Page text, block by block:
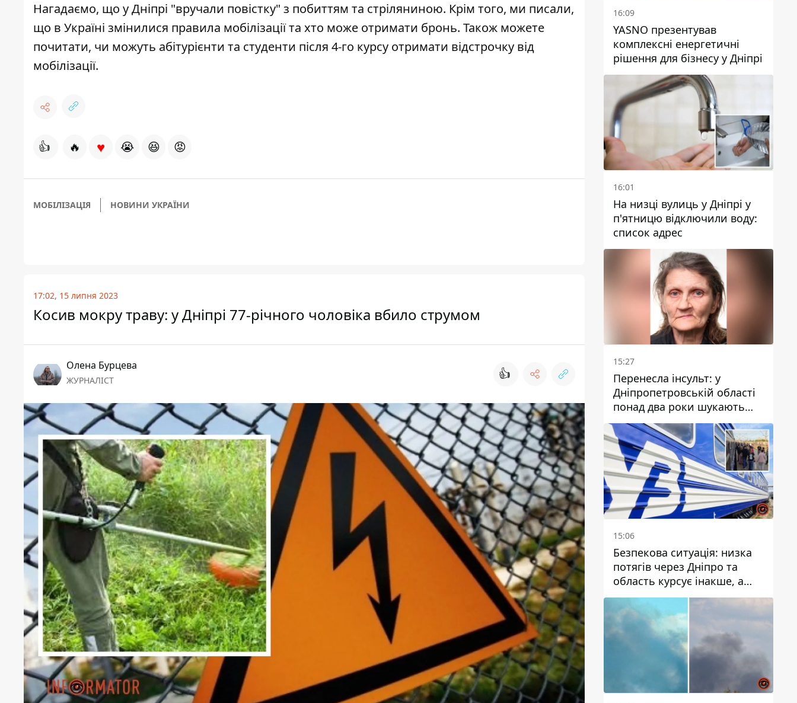
Нагадаємо, що у Дніпрі "вручали повістку" з побиттям та стріляниною. Крім того, ми писали,
що в Україні змінилися правила мобілізаціїта хто може отримати бронь. Також можете
почитати, чи можуть абітурієнти та студенти після 4-го курсу отримати відстрочку від
мобілізації.
👍 🔥 ♥ 😭 😆 😡
МОБІЛІЗАЦІЯ НОВИНИ УКРАЇНИ
17:02, 15 липня 2023
Косив мокру траву: у Дніпрі 77-річного чоловіка вбило струмом
Олена Бурцева
ЖУРНАЛІСТ 👍
16:09
YASNO презентував
комплексні енергетичні
рішення для бізнесу у Дніпрі
16:01
На низці вулиць у Дніпрі у
п'ятницю відключили воду:
список адрес
15:27
Перенесла інсульт: у
Дніпропетровській області
понад два роки шукають
зниклу жінку
15:06
Безпекова ситуація: низка
потягів через Дніпро та
область курсує інакше, а
частину шляху замінили
автобусами та
електричками